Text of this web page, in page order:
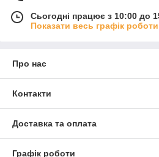
Сьогодні працює з 10:00 до
Показати весь графік роботи
Про нас
Контакти
Доставка та оплата
Графік роботи